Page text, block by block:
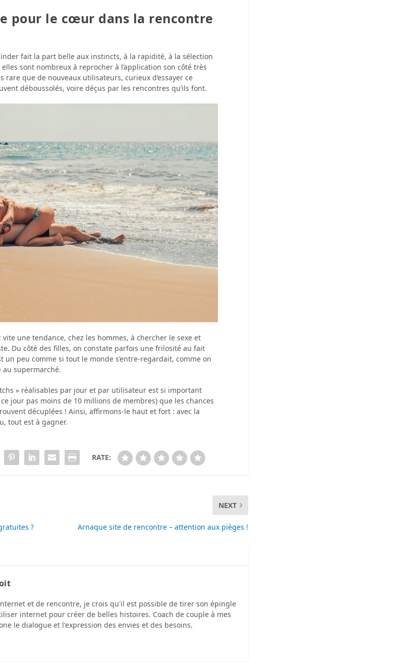
pour le cœur dans la rencontre
fait la part belle aux instincts, à la rapidité, à la sélection
sont nombreux à reprocher à l’application son côté très
rare que de nouveaux utilisateurs, curieux d’essayer ce
déboussolés, voire déçus par les rencontres qu’ils font.
une tendance, chez les hommes, à chercher le sexe et
Du côté des filles, on constate parfois une frilosité au fait
un peu comme si tout le monde s’entre-regardait, comme on
supermarché.
» réalisables par jour et par utilisateur est si important
jour pas moins de 10 millions de membres) que les chances
décuplées ! Ainsi, affirmons-le haut et fort : avec la
tout est à gagner.
RATE:
?
NEXT
Arnaque site de rencontre – attention aux pièges !
et de rencontre, je crois qu'il est possible de tirer son épingle
internet pour créer de belles histoires. Coach de couple à mes
le dialogue et l'expression des envies et des besoins.